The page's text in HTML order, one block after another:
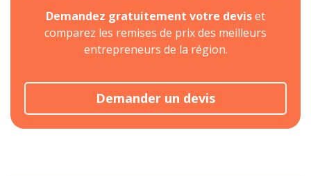
Demandez gratuitement votre deviset
comparez les remises de prix des meilleurs
entrepreneurs de la région.
Demander un devis